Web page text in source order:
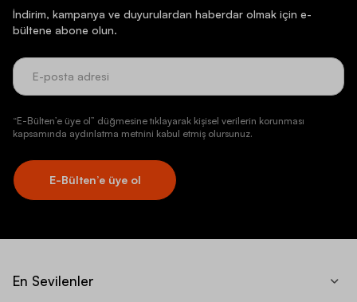
İndirim, kampanya ve duyurulardan haberdar olmak için e-
bültene abone olun.
“E-Bülten’e üye ol” düğmesine tıklayarak kişisel verilerin korunması
kapsamında aydınlatma metnini kabul etmiş olursunuz.
E-Bülten’e üye ol
En Sevilenler